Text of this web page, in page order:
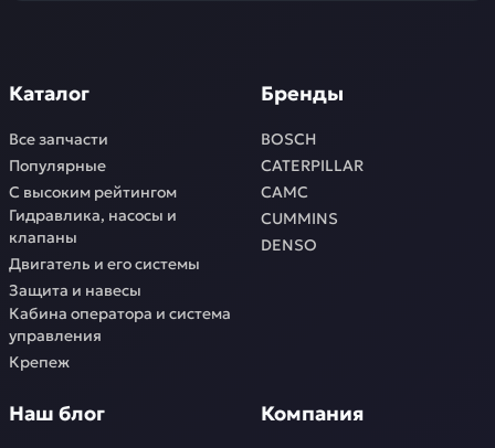
Каталог
Все запчасти
Популярные
С высоким рейтингом
Гидравлика, насосы и
клапаны
Двигатель и его системы
Защита и навесы
Кабина оператора и система
управления
Крепеж
Бренды
BOSCH
CATERPILLAR
CAMC
CUMMINS
DENSO
Наш блог Компания